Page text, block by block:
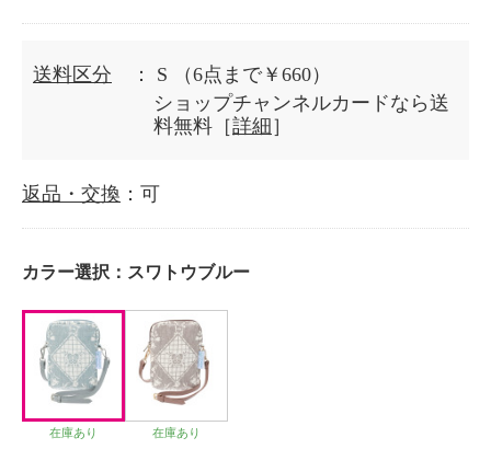
送料区分 ： S
（6点まで￥660）
ショップチャンネルカードなら送
料無料［詳細 ］
返品・交換 ：可
カラー選択： スワトウブルー
在庫あり 在庫あり